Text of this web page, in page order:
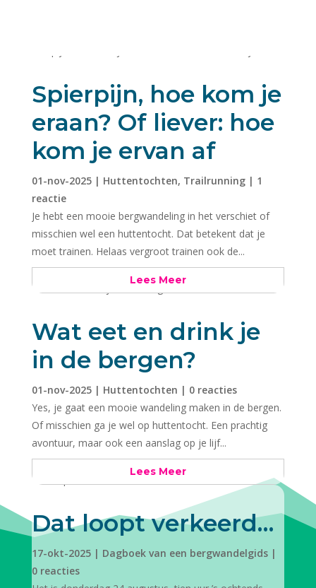
Spierpijn, hoe kom je
eraan? Of liever: hoe
kom je ervan af
01-nov-2025| Huttentochten, Trailrunning| 1
reactie
Je hebt een mooie bergwandeling in het verschiet of
misschien wel een huttentocht. Dat betekent dat je
moet trainen. Helaas vergroot trainen ook de...
Lees Meer
Wat eet en drink je
in de bergen?
01-nov-2025| Huttentochten | 0 reacties
Yes, je gaat een mooie wandeling maken in de bergen.
Of misschien ga je wel op huttentocht. Een prachtig
avontuur, maar ook een aanslag op je lijf...
Lees Meer
Dat loopt verkeerd…
17-okt-2025| Dagboek van een bergwandelgids|
0 reacties